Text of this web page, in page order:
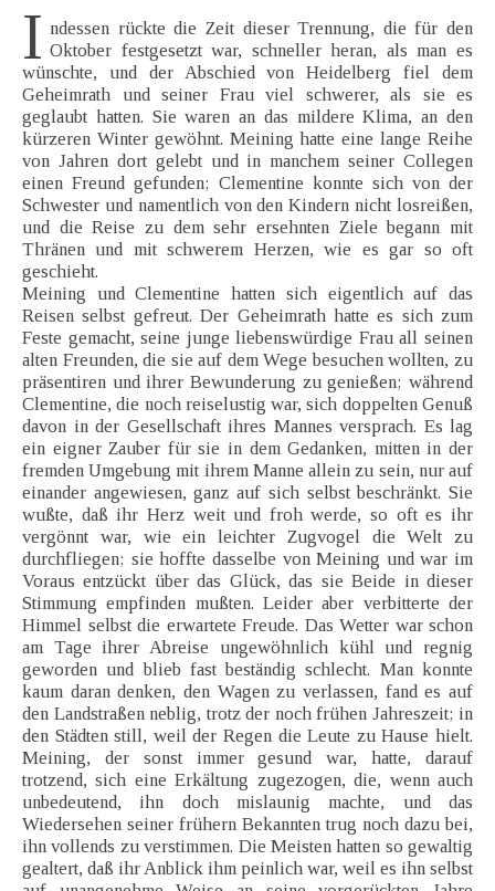
I ndessen rückte die Zeit dieser Trennung, die für den
Oktober festgesetzt war, schneller heran, als man es
wünschte, und der Abschied von Heidelberg fiel dem
Geheimrath und seiner Frau viel schwerer, als sie es
geglaubt hatten. Sie waren an das mildere Klima, an den
kürzeren Winter gewöhnt. Meining hatte eine lange Reihe
von Jahren dort gelebt und in manchem seiner Collegen
einen Freund gefunden; Clementine konnte sich von der
Schwester und namentlich von den Kindern nicht losreißen,
und die Reise zu dem sehr ersehnten Ziele begann mit
Thränen und mit schwerem Herzen, wie es gar so oft
geschieht.
Meining und Clementine hatten sich eigentlich auf das
Reisen selbst gefreut. Der Geheimrath hatte es sich zum
Feste gemacht, seine junge liebenswürdige Frau all seinen
alten Freunden, die sie auf dem Wege besuchen wollten, zu
präsentiren und ihrer Bewunderung zu genießen; während
Clementine, die noch reiselustig war, sich doppelten Genuß
davon in der Gesellschaft ihres Mannes versprach. Es lag
ein eigner Zauber für sie in dem Gedanken, mitten in der
fremden Umgebung mit ihrem Manne allein zu sein, nur auf
einander angewiesen, ganz auf sich selbst beschränkt. Sie
wußte, daß ihr Herz weit und froh werde, so oft es ihr
vergönnt war, wie ein leichter Zugvogel die Welt zu
durchfliegen; sie hoffte dasselbe von Meining und war im
Voraus entzückt über das Glück, das sie Beide in dieser
Stimmung empfinden mußten. Leider aber verbitterte der
Himmel selbst die erwartete Freude. Das Wetter war schon
am Tage ihrer Abreise ungewöhnlich kühl und regnig
geworden und blieb fast beständig schlecht. Man konnte
kaum daran denken, den Wagen zu verlassen, fand es auf
den Landstraßen neblig, trotz der noch frühen Jahreszeit; in
den Städten still, weil der Regen die Leute zu Hause hielt.
Meining, der sonst immer gesund war, hatte, darauf
trotzend, sich eine Erkältung zugezogen, die, wenn auch
unbedeutend, ihn doch mislaunig machte, und das
Wiedersehen seiner frühern Bekannten trug noch dazu bei,
ihn vollends zu verstimmen. Die Meisten hatten so gewaltig
gealtert, daß ihr Anblick ihm peinlich war, weil es ihn selbst